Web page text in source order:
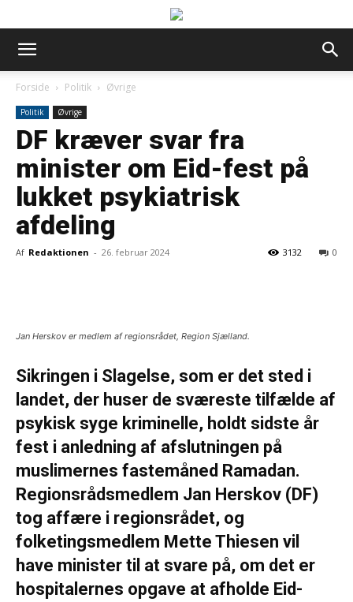
Forside Politik Øvrige
Politik Øvrige
DF kræver svar fra
minister om Eid-fest på
lukket psykiatrisk
afdeling
Af Redaktionen - 26. februar 2024 0
3132
Jan Herskov er medlem af regionsrådet, Region Sjælland.
Sikringen i Slagelse, som er det sted i
landet, der huser de sværeste tilfælde af
psykisk syge kriminelle, holdt sidste år
fest i anledning af afslutningen på
muslimernes fastemåned Ramadan.
Regionsrådsmedlem Jan Herskov (DF)
tog affære i regionsrådet, og
folketingsmedlem Mette Thiesen vil
have minister til at svare på, om det er
hospitalernes opgave at afholde Eid-